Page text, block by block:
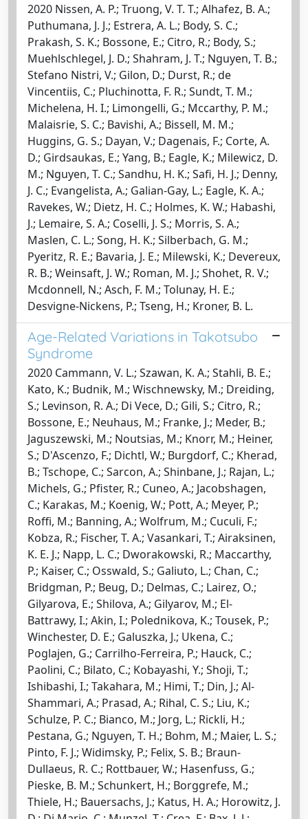
2020 Nissen, A. P.; Truong, V. T. T.; Alhafez, B. A.;
Puthumana, J. J.; Estrera, A. L.; Body, S. C.;
Prakash, S. K.; Bossone, E.; Citro, R.; Body, S.;
Muehlschlegel, J. D.; Shahram, J. T.; Nguyen, T. B.;
Stefano Nistri, V.; Gilon, D.; Durst, R.; de
Vincentiis, C.; Pluchinotta, F. R.; Sundt, T. M.;
Michelena, H. I.; Limongelli, G.; Mccarthy, P. M.;
Malaisrie, S. C.; Bavishi, A.; Bissell, M. M.;
Huggins, G. S.; Dayan, V.; Dagenais, F.; Corte, A.
D.; Girdsaukas, E.; Yang, B.; Eagle, K.; Milewicz, D.
M.; Nguyen, T. C.; Sandhu, H. K.; Safi, H. J.; Denny,
J. C.; Evangelista, A.; Galian-Gay, L.; Eagle, K. A.;
Ravekes, W.; Dietz, H. C.; Holmes, K. W.; Habashi,
J.; Lemaire, S. A.; Coselli, J. S.; Morris, S. A.;
Maslen, C. L.; Song, H. K.; Silberbach, G. M.;
Pyeritz, R. E.; Bavaria, J. E.; Milewski, K.; Devereux,
R. B.; Weinsaft, J. W.; Roman, M. J.; Shohet, R. V.;
Mcdonnell, N.; Asch, F. M.; Tolunay, H. E.;
Desvigne-Nickens, P.; Tseng, H.; Kroner, B. L.
Age-Related Variations in Takotsubo
Syndrome
2020 Cammann, V. L.; Szawan, K. A.; Stahli, B. E.;
Kato, K.; Budnik, M.; Wischnewsky, M.; Dreiding,
S.; Levinson, R. A.; Di Vece, D.; Gili, S.; Citro, R.;
Bossone, E.; Neuhaus, M.; Franke, J.; Meder, B.;
Jaguszewski, M.; Noutsias, M.; Knorr, M.; Heiner,
S.; D'Ascenzo, F.; Dichtl, W.; Burgdorf, C.; Kherad,
B.; Tschope, C.; Sarcon, A.; Shinbane, J.; Rajan, L.;
Michels, G.; Pfister, R.; Cuneo, A.; Jacobshagen,
C.; Karakas, M.; Koenig, W.; Pott, A.; Meyer, P.;
Roffi, M.; Banning, A.; Wolfrum, M.; Cuculi, F.;
Kobza, R.; Fischer, T. A.; Vasankari, T.; Airaksinen,
K. E. J.; Napp, L. C.; Dworakowski, R.; Maccarthy,
P.; Kaiser, C.; Osswald, S.; Galiuto, L.; Chan, C.;
Bridgman, P.; Beug, D.; Delmas, C.; Lairez, O.;
Gilyarova, E.; Shilova, A.; Gilyarov, M.; El-
Battrawy, I.; Akin, I.; Polednikova, K.; Tousek, P.;
Winchester, D. E.; Galuszka, J.; Ukena, C.;
Poglajen, G.; Carrilho-Ferreira, P.; Hauck, C.;
Paolini, C.; Bilato, C.; Kobayashi, Y.; Shoji, T.;
Ishibashi, I.; Takahara, M.; Himi, T.; Din, J.; Al-
Shammari, A.; Prasad, A.; Rihal, C. S.; Liu, K.;
Schulze, P. C.; Bianco, M.; Jorg, L.; Rickli, H.;
Pestana, G.; Nguyen, T. H.; Bohm, M.; Maier, L. S.;
Pinto, F. J.; Widimsky, P.; Felix, S. B.; Braun-
Dullaeus, R. C.; Rottbauer, W.; Hasenfuss, G.;
Pieske, B. M.; Schunkert, H.; Borggrefe, M.;
Thiele, H.; Bauersachs, J.; Katus, H. A.; Horowitz, J.